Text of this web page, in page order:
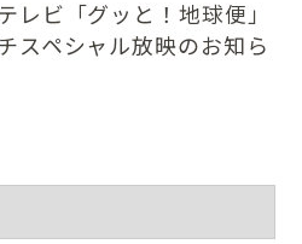
レビ「グッと！地球便」
スペシャル放映のお知ら